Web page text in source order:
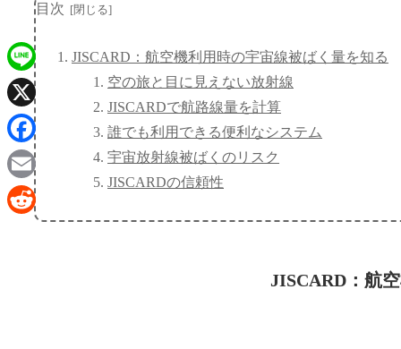
目次
JISCARD：航空機利用時の宇宙線被ばく量を知る
空の旅と目に見えない放射線
JISCARDで航路線量を計算
誰でも利用できる便利なシステム
宇宙放射線被ばくのリスク
JISCARDの信頼性
JISCARD：航
Line
X
Facebook
Email